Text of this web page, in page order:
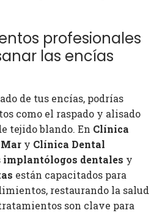
profesionales
las encías
de tus encías, podrías
como el raspado y alisado
tejido blando. En Clínica
y Clínica Dental
implantólogos dentales y
están capacitados para
restaurando la salud
son clave para